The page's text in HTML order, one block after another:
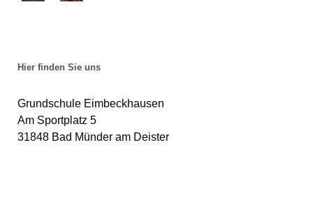
Hier finden Sie uns
Grundschule Eimbeckhausen
Am S​portplatz 5
31848 Bad Münder am Deister